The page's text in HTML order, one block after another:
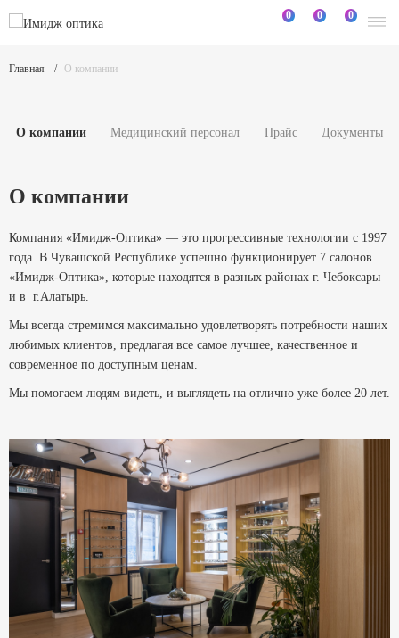
0 0 0
Главная О компании
О компании Медицинский персонал Прайс Документы
О компании
Компания «Имидж-Оптика» — это прогрессивные технологии с 1997
года. В Чувашской Республике успешно функционирует 7 салонов
«Имидж-Оптика», которые находятся в разных районах г. Чебоксары
и в г.Алатырь.
Мы всегда стремимся максимально удовлетворять потребности наших
любимых клиентов, предлагая все самое лучшее, качественное и
современное по доступным ценам.
Мы помогаем людям видеть, и выглядеть на отлично уже более 20 лет.